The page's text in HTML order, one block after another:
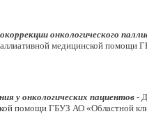
онкологического
медицинской помощи
у онкологических пациентов -
помощи ГБУЗ АО «Областной